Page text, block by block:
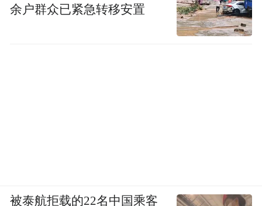
余户群众已紧急转移安置
被泰航拒载的22名中国乘客